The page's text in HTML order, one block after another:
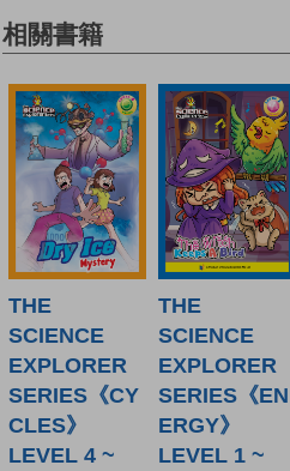
相關書籍
THE
SCIENCE
EXPLORER
SERIES《CY
CLES》
LEVEL 4 ~
THE
SCIENCE
EXPLORER
SERIES《EN
ERGY》
LEVEL 1 ~